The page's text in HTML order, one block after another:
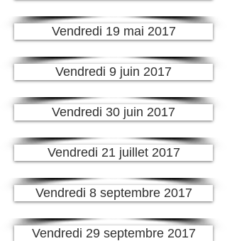
Vendredi 19 mai 2017
Vendredi 9 juin 2017
Vendredi 30 juin 2017
Vendredi 21 juillet 2017
Vendredi 8 septembre 2017
Vendredi 29 septembre 2017